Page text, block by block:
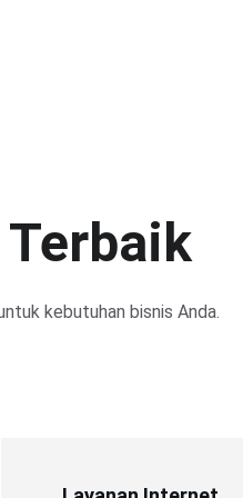
Terbaik
kebutuhan bisnis Anda.